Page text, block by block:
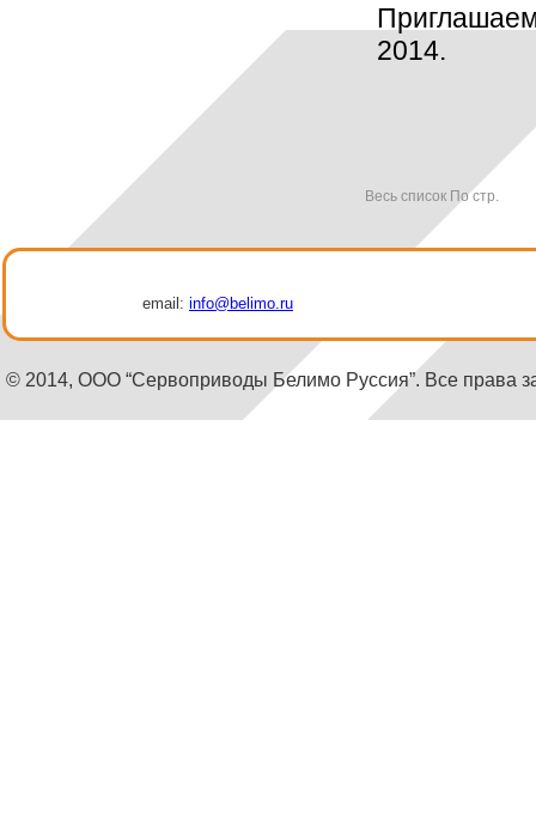
2014.
Весь список По стр.
email: info@belimo.ru
© 2014, ООО “Сервоприводы Белимо Руссия”. Все права